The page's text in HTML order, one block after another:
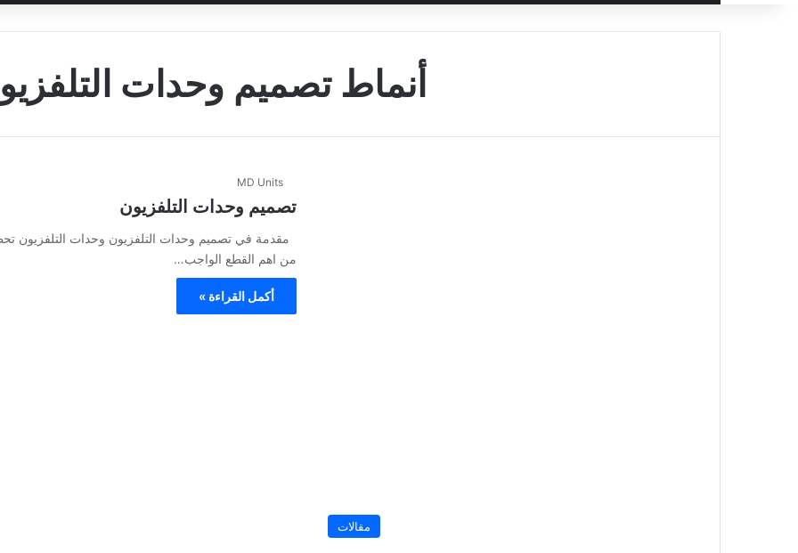
أنماط تصميم وحدات
مقالات
MD Units
تصميم وحدات التلفزيون
مقدمة في تصميم وحدات التلفزيون وحدات التلفزيون
من اهم القطع الواجب…
أكمل القراءة »